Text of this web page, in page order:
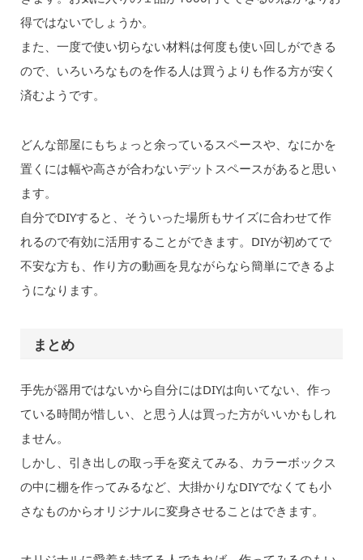
得ではないでしょうか。
また、一度で使い切らない材料は何度も使い回しができる
ので、いろいろなものを作る人は買うよりも作る方が安く
済むようです。
どんな部屋にもちょっと余っているスペースや、なにかを
置くには幅や高さが合わないデットスペースがあると思い
ます。
自分でDIYすると、そういった場所もサイズに合わせて作
れるので有効に活用することができます。DIYが初めてで
不安な方も、作り方の動画を見ながらなら簡単にできるよ
うになります。
まとめ
手先が器用ではないから自分にはDIYは向いてない、作っ
ている時間が惜しい、と思う人は買った方がいいかもしれ
ません。
しかし、引き出しの取っ手を変えてみる、カラーボックス
の中に棚を作ってみるなど、大掛かりなDIYでなくても小
さなものからオリジナルに変身させることはできます。